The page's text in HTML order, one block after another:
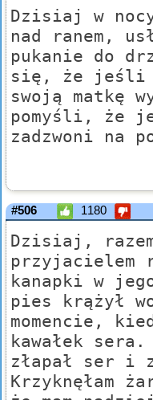
Dzisiaj w
nad ranem,
pukanie do
się, że jeśli
swoją matkę
pomyśli, że
zadzwoni na
#506 1180
Dzisiaj,
przyjacielem
kanapki w
pies krążył
momencie,
kawałek
złapał ser i
Krzyknęłam